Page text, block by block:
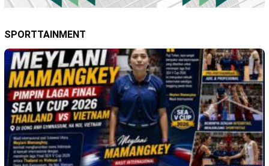
SPORTTAINMENT